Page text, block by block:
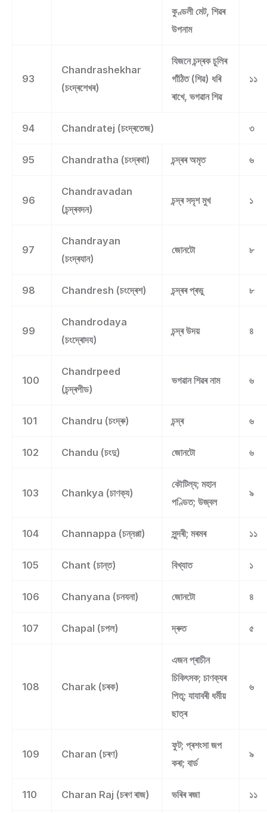
কুণ্ডলী মেট, শিৱৰ
উপনাম
93
Chandrashekhar
(চংদ্ৰশেখৰ)
যিজনে চন্দ্ৰক চুলিৰ
গাঁঠিত (শিৱ) ধৰি
ৰাখে, ভগৱান শিৱ
১১
94 Chandratej (চংদ্ৰতেজ) ৩
95 Chandratha (চংদ্ৰথা) চন্দ্ৰৰ অমৃত ৬
96
Chandravadan
(চন্দ্ৰবদন)
চন্দ্ৰ সদৃশ মুখ ১
97
Chandrayan
(চংদ্ৰযান)
জোনটো ৮
98 Chandresh (চংদ্ৰেশ) চন্দ্ৰৰ প্ৰভু ৮
99
Chandrodaya
(চংদ্ৰোদয)
চন্দ্ৰ উদয় ৪
100
Chandrpeed
(চন্দ্ৰপীড)
ভগৱান শিৱৰ নাম ৬
101 Chandru (চংদ্ৰু) চন্দ্ৰ ৬
102 Chandu (চংদু) জোনটো ৬
103 Chankya (চাণক্য)
কৌটিল্য; মহান
পণ্ডিত; উজ্বল
৯
104 Channappa (চন্নপ্পা) সুন্দৰী; মৰমৰ ১১
105 Chant (চান্ত) বিখ্যাত ১
106 Chanyana (চনযনা) জোনটো ৪
107 Chapal (চপল) দ্ৰুত ৫
108 Charak (চৰক)
এজন প্ৰাচীন
চিকিৎসক; চাণক্যৰ
পিতৃ; যাযাবৰী ধৰ্মীয়
ছাত্ৰ
৬
109 Charan (চৰণ)
ফুট; প্ৰশংসা জপ
কৰা; বাৰ্ড
৯
110 Charan Raj (চৰণ ৰাজ) ভৰিৰ ৰজা ১১